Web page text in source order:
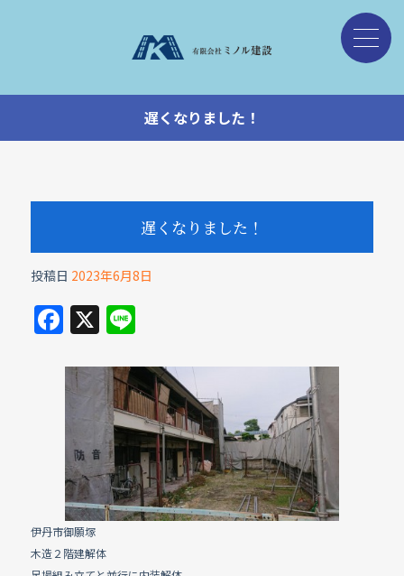
遅くなりました！
遅くなりました！
投稿日 2023年6月8日
F
a
c
e
b
o
o
k
X Li
e
伊丹市御願塚
木造２階建解体